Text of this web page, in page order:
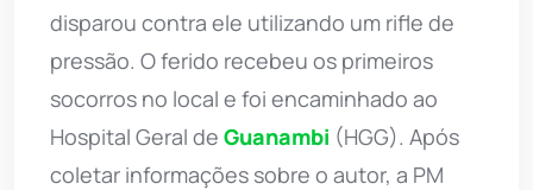
disparou contra ele utilizando um rifle de
pressão. O ferido recebeu os primeiros
socorros no local e foi encaminhado ao
Hospital Geral de Guanambi (HGG). Após
coletar informações sobre o autor, a PM